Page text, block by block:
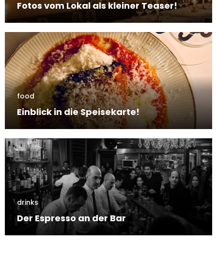
Fotos vom Lokal als kleiner Teaser!
food
Einblick in die Speisekarte!
drinks
Der Espresso an der Bar